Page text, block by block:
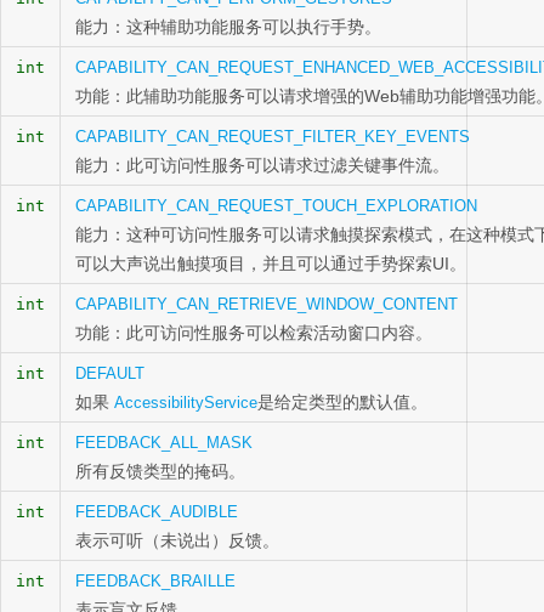
能力：这种辅助功能服务可以执行手势。
int
功能：此辅助功能服务可以请求增强的Web辅助功能增强功能
int CAPABILITY_CAN_REQUEST_FILTER_KEY_EVENTS
能力：此可访问性服务可以请求过滤关键事件流。
int CAPABILITY_CAN_REQUEST_TOUCH_EXPLORATION
能力：这种可访问性服务可以请求触摸探索模式，在这种模式
可以大声说出触摸项目，并且可以通过手势探索UI。
int CAPABILITY_CAN_RETRIEVE_WINDOW_CONTENT
功能：此可访问性服务可以检索活动窗口内容。
int DEFAULT
如果 AccessibilityService是给定类型的默认值。
int FEEDBACK_ALL_MASK
所有反馈类型的掩码。
int FEEDBACK_AUDIBLE
表示可听（未说出）反馈。
int FEEDBACK_BRAILLE